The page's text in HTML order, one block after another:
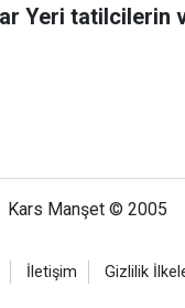
Yeri tatilcilerin
Kars Manşet © 2005
İletişim Gizlilik